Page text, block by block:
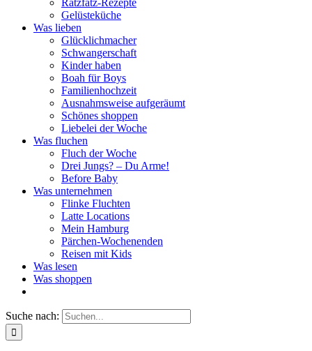
Ratzfatz-Rezepte
Gelüsteküche
Was lieben
Glücklichmacher
Schwangerschaft
Kinder haben
Boah für Boys
Familienhochzeit
Ausnahmsweise aufgeräumt
Schönes shoppen
Liebelei der Woche
Was fluchen
Fluch der Woche
Drei Jungs? – Du Arme!
Before Baby
Was unternehmen
Flinke Fluchten
Latte Locations
Mein Hamburg
Pärchen-Wochenenden
Reisen mit Kids
Was lesen
Was shoppen
Suche nach: